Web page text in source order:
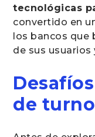
tecnológicas
convertido en
los bancos que
de sus
de